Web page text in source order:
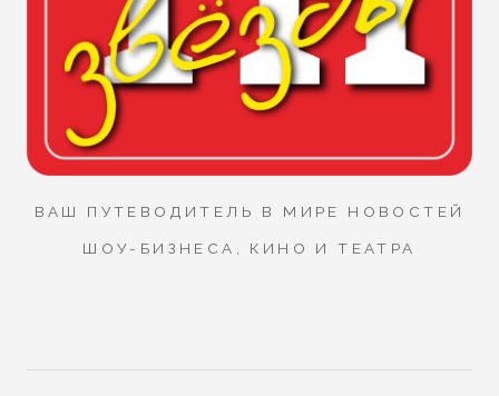
ВАШ ПУТЕВОДИТЕЛЬ В МИРЕ НОВОСТЕЙ
ШОУ-БИЗНЕСА, КИНО И ТЕАТРА